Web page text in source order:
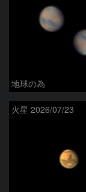
地球の為
火星 2026/07/23